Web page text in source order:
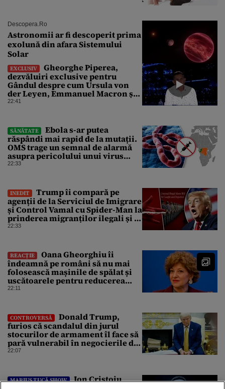
Descopera.ro
Astronomii ar fi descoperit prima
exolună din afara Sistemului
Solar
EXCLUSIV
Gheorghe Piperea,
dezvăluiri exclusive pentru
Gândul despre cum Ursula von
der Leyen, Emmanuel Macron și
Zelenski plănuiesc pe Signal să îl
22:41
SĂNĂTATE
Ebola s-ar putea
răspândi mai rapid de la mutații.
OMS trage un semnal de alarmă
asupra pericolului unui virus
pentru care nu există vaccin
22:33
INEDIT
Trump îi compară pe
agenții de la Serviciul de Imigrare
și Control Vamal cu Spider-Man la
prinderea migranților ilegali și a
infractorilor
22:33
REACȚIE
Oana Gheorghiu îi
îndeamnă pe români să nu mai
folosească mașinile de spălat și
uscătoarele pentru reducerea
consumului de energie
22:11
CONTROVERSĂ
Donald Trump,
furios că scandalul din jurul
stocurilor de armament îl face să
pară vulnerabil în negocierile de
pace cu Iranul
22:07
MARIUS TUCĂ SHOW
Ion Cristoiu